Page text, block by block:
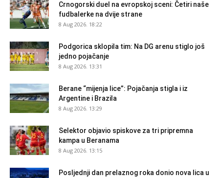
Crnogorski duel na evropskoj sceni: Četiri naše
fudbalerke na dvije strane
8 Aug 2026. 18:22
Podgorica sklopila tim: Na DG arenu stiglo još
jedno pojačanje
8 Aug 2026. 13:31
Berane “mijenja lice”: Pojačanja stigla i iz
Argentine i Brazila
8 Aug 2026. 13:29
Selektor objavio spiskove za tri pripremna
kampa u Beranama
8 Aug 2026. 13:15
Posljednji dan prelaznog roka donio nova lica u